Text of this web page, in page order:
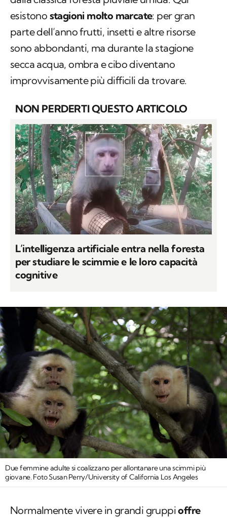
esistono stagioni molto marcate: per gran
parte dell’anno frutti, insetti e altre risorse
sono abbondanti, ma durante la stagione
secca acqua, ombra e cibo diventano
improvvisamente più difficili da trovare.
NON PERDERTI QUESTO ARTICOLO
L’intelligenza artificiale entra nella foresta
per studiare le scimmie e le loro capacità
cognitive
Due femmine adulte si coalizzano per allontanare una scimmi più
giovane. Foto Susan Perry/University of California Los Angeles
Normalmente vivere in grandi gruppioffre